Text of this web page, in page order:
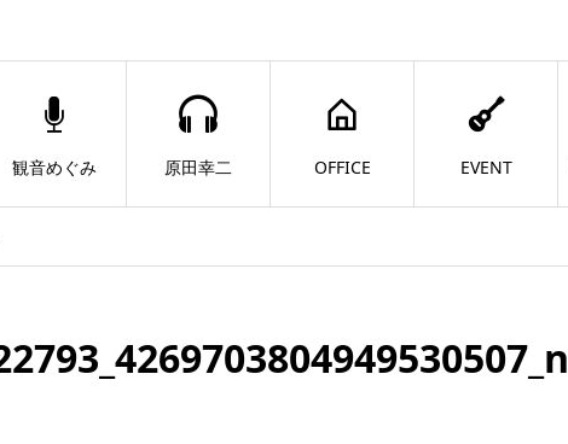
観音めぐみ 原田幸二 OFFICE EVENT